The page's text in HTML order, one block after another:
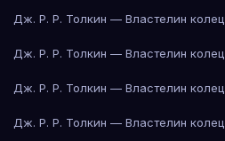
Дж. Р. Р. Толкин — Властелин колец
Дж. Р. Р. Толкин — Властелин колец
Дж. Р. Р. Толкин — Властелин колец
Дж. Р. Р. Толкин — Властелин колец